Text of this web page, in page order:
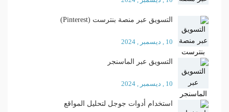
التسويق عبر منصة بنترست (Pinterest)
10 , ديسمبر , 2024
التسويق عبر الماسنجر
10 , ديسمبر , 2024
استخدام أدوات جوجل لتحليل المواقع